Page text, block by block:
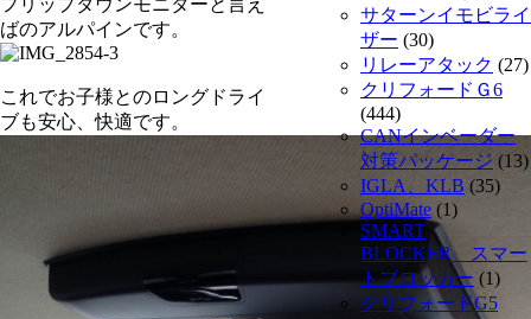
フリップダウンモニターと言え
ばのアルパインです。
これでお子様とのロングドライ
ブも安心、快適です。
サターンイモビライ
ザー (30)
リレーアタック (27)
クリフォードＧ6
(444)
CANインベーダー
対策パッケージ (13)
IGLA、KLB (35)
OptiMate (1)
SMART
BLOCKER スマー
トブロッカー (1)
クリフォードG5